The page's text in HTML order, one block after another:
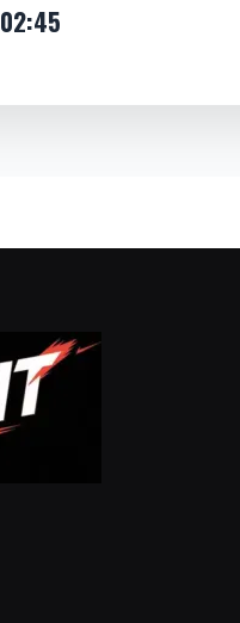
02:45